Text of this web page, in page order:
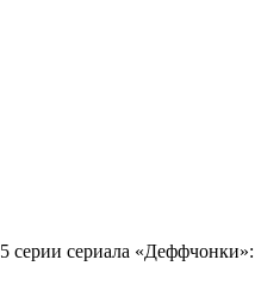
сериала «Деффчонки»: